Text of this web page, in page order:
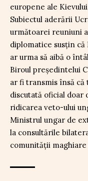
europene ale
Subiectul aderării
următoarei reuniuni
diplomatice susțin
ar urma să aibă o
Biroul președintelui
ar fi transmis însă
discutată oficial doar
ridicarea veto-ului
Ministrul ungar de
la consultările
comunității